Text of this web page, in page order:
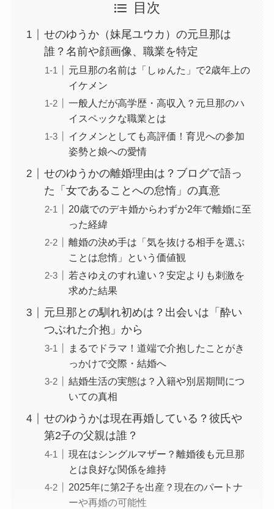
目次
せのゆうか（妹尾ユウカ）の元旦那は
誰？名前や顔画像、職業を特定
元旦那の名前は「しゅんた」で2歳年上の
イケメン
一般人だが高学歴・高収入？元旦那のハ
イスペックな職業とは
イクメンとしても高評価！育児への参加
姿勢と娘への愛情
せのゆうかの離婚理由は？ブログで語っ
た「女であることへの怠惰」の真意
20歳でのデキ婚からわずか2年で離婚に至
った経緯
離婚の決め手は「気を抜ける相手を選ぶ
ことは怠惰」という価値観
若さゆえのすれ違い？安定よりも刺激を
求めた結果
元旦那との馴れ初めは？出会いは「酔い
つぶれた介抱」から
まるでドラマ！道端で介抱したことがき
っかけで交際・結婚へ
結婚生活の実態は？入籍や別居期間につ
いての真相
せのゆうかは現在再婚している？彼氏や
第2子の父親は誰？
現在はシングルマザー？離婚後も元旦那
とは良好な関係を維持
2025年に第2子を出産？現在のパートナ
ーや再婚の可能性